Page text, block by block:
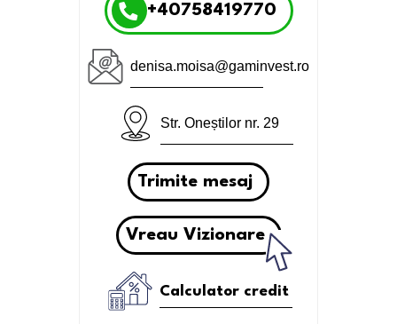
+40758419770
denisa.moisa@gaminvest.ro
Str. Oneștilor nr. 29
Trimite mesaj
Vreau Vizionare
Calculator credit